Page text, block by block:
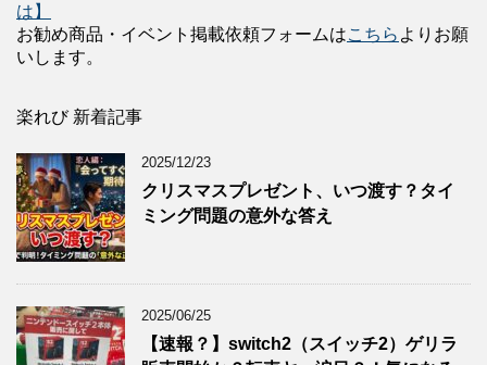
は】
お勧め商品・イベント掲載依頼フォームはこちら よりお願
いします。
楽れび 新着記事
2025/12/23
クリスマスプレゼント、いつ渡す？タイ
ミング問題の意外な答え
2025/06/25
【速報？】switch2（スイッチ2）ゲリラ